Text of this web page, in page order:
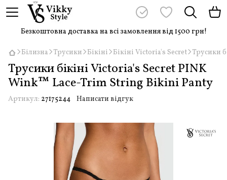
Безкоштовна доставка на всі замовлення від 1500 грн!
Білизна Трусики Бікіні Бікіні Victoria's Secret Трусики
Трусики бікіні Victoria's Secret PINK
Wink™ Lace-Trim String Bikini Panty
Артикул: 27175244 Написати відгук